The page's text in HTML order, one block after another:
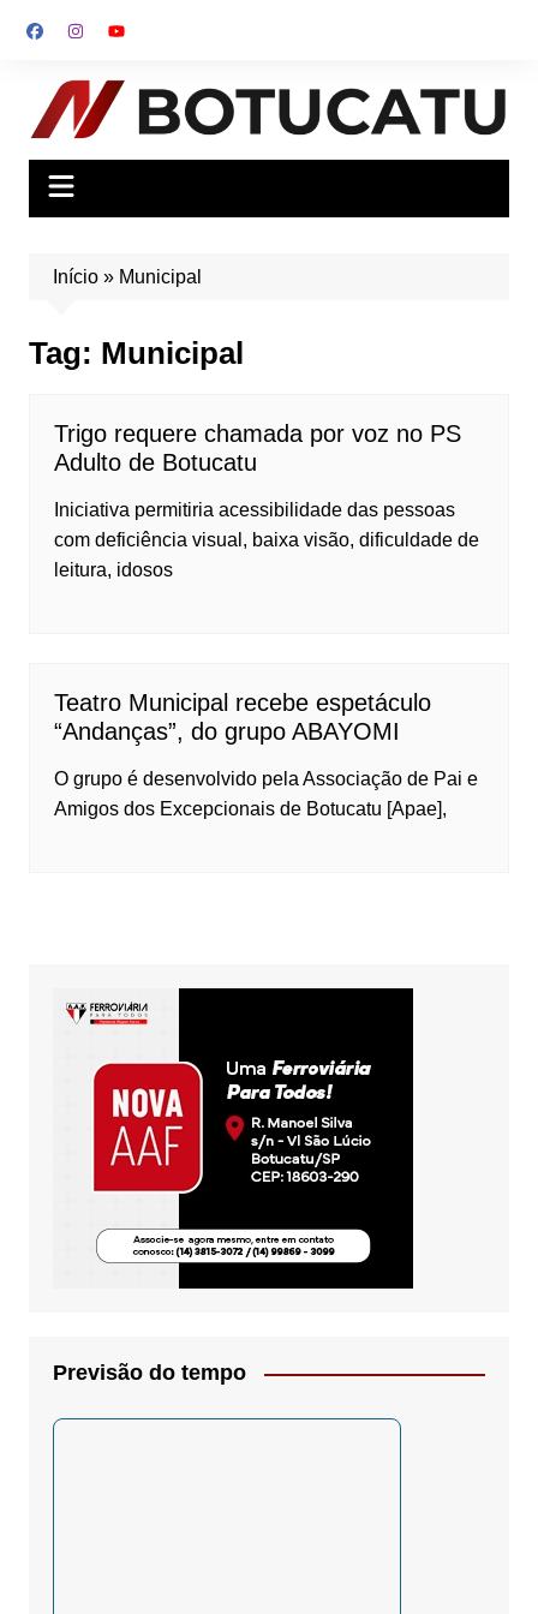
para
conteúdo
Início» Municipal
Tag: Municipal
Trigo requere chamada por voz no PS
Adulto de Botucatu
Iniciativa permitiria acessibilidade das pessoas
com deficiência visual, baixa visão, dificuldade de
leitura, idosos
Teatro Municipal recebe espetáculo
“Andanças”, do grupo ABAYOMI
O grupo é desenvolvido pela Associação de Pai e
Amigos dos Excepcionais de Botucatu [Apae],
Previsão do tempo